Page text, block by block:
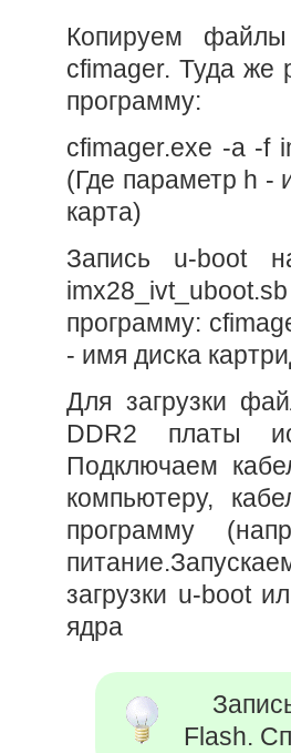
Копируем
cfimager. Туда же
программу:
cfimager.exe -a -f
(Где параметр h -
карта)
Запись u-boot
программу:
- имя диска
Для загрузки
DDR2 платы
Подключаем
компьютеру,
программу
загрузки u-boot
ядра
Flash.